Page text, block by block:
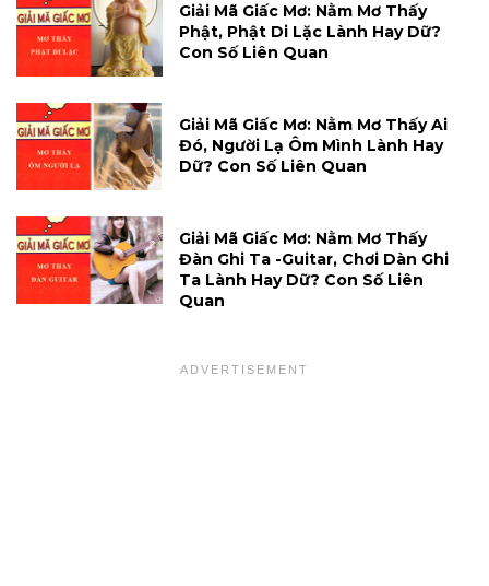
Giải Mã Giấc Mơ: Nằm Mơ Thấy
Phật, Phật Di Lặc Lành Hay Dữ?
Con Số Liên Quan
Giải Mã Giấc Mơ: Nằm Mơ Thấy Ai
Đó, Người Lạ Ôm Mình Lành Hay
Dữ? Con Số Liên Quan
Giải Mã Giấc Mơ: Nằm Mơ Thấy
Đàn Ghi Ta -guitar, Chơi Dàn Ghi
Ta Lành Hay Dữ? Con Số Liên
Quan